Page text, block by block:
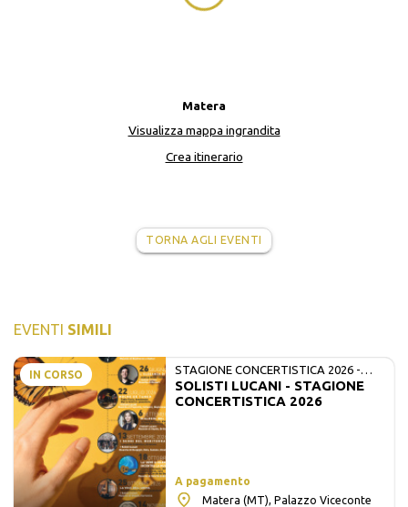
Matera
Visualizza mappa ingrandita
Crea itinerario
TORNA AGLI EVENTI
EVENTI SIMILI
IN CORSO
STAGIONE CONCERTISTICA 2026 -
MATE E SOLISTI LUCANI
SOLISTI LUCANI - STAGIONE
CONCERTISTICA 2026
A pagamento
Matera (MT), Palazzo Viceconte